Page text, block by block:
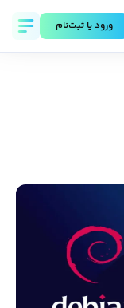
ورود يا ثبت‌نام